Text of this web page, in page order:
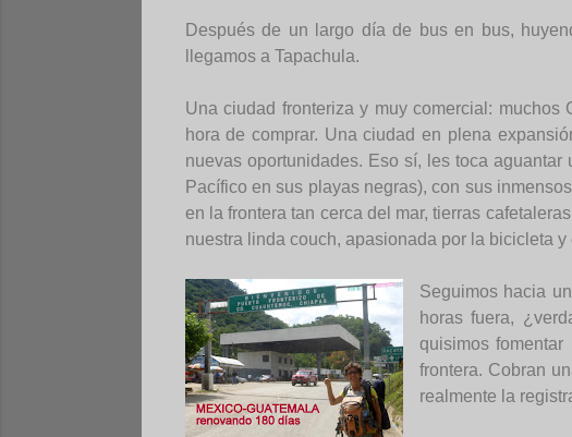
Después de un largo día de bus en bus,
llegamos a Tapachula.
Una ciudad fronteriza y muy comercial:
hora de comprar. Una ciudad en plena
nuevas oportunidades. Eso sí, les toca
Pacífico en sus playas negras), con sus
en la frontera tan cerca del mar, tierras
nuestra linda couch, apasionada por la bicicleta
Seguimos hacia
horas fuera,
quisimos
frontera. Cobran
realmente la